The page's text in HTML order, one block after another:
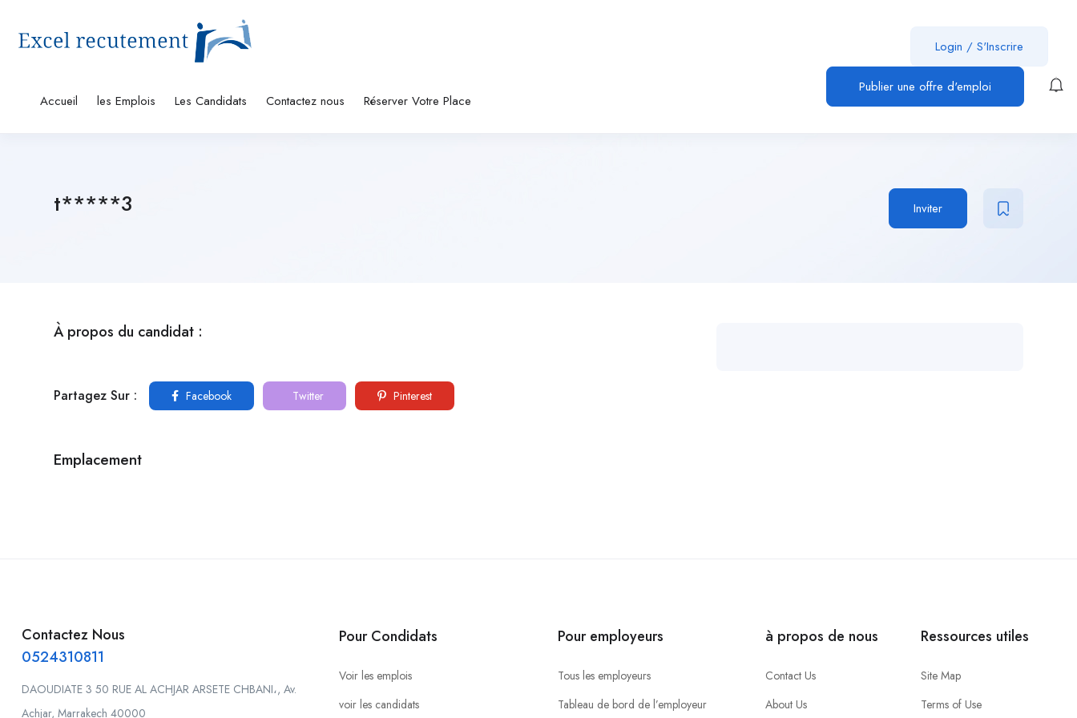
Accueil les Emplois Les Candidats Contactez nous Réserver Votre Place
Login / S'Inscrire
Publier une offre d'emploi
t*****3 Inviter
À propos du candidat :
Partagez Sur : Facebook Twitter Pinterest
Emplacement
Contactez Nous
0524310811
DAOUDIATE 3 50 RUE AL ACHJAR ARSETE CHBANI،, Av.
Achjar, Marrakech 40000
Pour Condidats
Voir les emplois
voir les candidats
Pour employeurs
Tous les employeurs
Tableau de bord de l’employeur
à propos de nous
Contact Us
About Us
Ressources utiles
Site Map
Terms of Use